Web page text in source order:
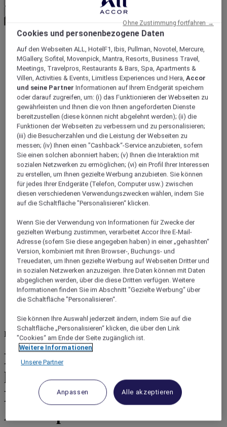
Homepage
Reiseführer
Entdecken Sie die Vielfalt der Welt
Entdecken Sie die Geheimnisse hinter dem Brauen belgischer
Biere im Herzen von Antwerpen
Belgien
Entdecken Sie die Geheimnisse
hinter dem Brauen belgischer
Biere im Herzen von
Antwerpen
Cookies und personenbezogene Daten
Auf den Webseiten ALL, HotelF1, Ibis, Pullman, Novotel, Mercure,
MGallery, Sofitel, Movenpick, Mantra, Resorts, Business Travel,
Meetings, Travelpros, Restaurants & Bars, Spa, Apartments &
Villen, Activities & Events, Limitless Experiences und Hera,Accor
und seine Partner Informationen auf Ihrem Endgerät speichern
oder darauf zugreifen, um: (i) das Funktionieren der Webseiten zu
gewährleisten und Ihnen die von Ihnen angeforderten Dienste
bereitzustellen (diese können nicht abgelehnt werden); (ii) die
Funktionen der Webseiten zu verbessern und zu personalisieren;
(iii) die Besucherzahlen und die Leistung der Webseiten zu
messen; (iv) Ihnen einen "Cashback“-Service anzubieten, sofern
Sie einen solchen abonniert haben; (v) Ihnen die Interaktion mit
sozialen Netzwerken zu ermöglichen; (vi) ein Profil Ihrer Interessen
zu erstellen, um Ihnen gezielte Werbung anzubieten. Sie können
für jedes Ihrer Endgeräte (Telefon, Computer usw.) zwischen
diesen verschiedenen Verwendungszwecken wählen, indem Sie
auf die Schaltfläche "Personalisieren“ klicken.
Wenn Sie der Verwendung von Informationen für Zwecke der
gezielten Werbung zustimmen, verarbeitet Accor Ihre E-Mail-
Adresse (sofern Sie diese angegeben haben) in einer „gehashten“
Version, kombiniert mit Ihren Browser-, Buchungs- und
Treuedaten, um Ihnen gezielte Werbung auf Webseiten Dritter und
in sozialen Netzwerken anzuzeigen. Ihre Daten können mit Daten
abgeglichen werden, über die diese Dritten verfügen. Weitere
Informationen finden Sie im Abschnitt "Gezielte Werbung“ über
die Schaltfläche "Personalisieren“.
Sie können Ihre Auswahl jederzeit ändern, indem Sie auf die
Schaltfläche „Personalisieren“ klicken, die über den Link
"Cookies“ am Ende der Seite zugänglich ist.
Weitere Informationen
Unsere Partner
Anpassen Alle akzeptieren
Ohne Zustimmung fortfahren →